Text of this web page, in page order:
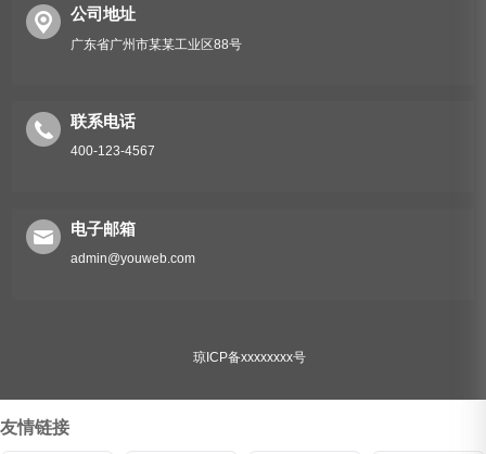
公司地址
广东省广州市某某工业区88号
联系电话
400-123-4567
电子邮箱
admin@youweb.com
琼ICP备xxxxxxxx号
友情链接